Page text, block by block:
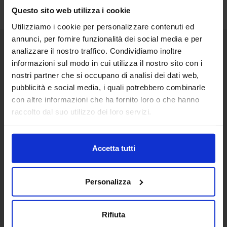
Questo sito web utilizza i cookie
Utilizziamo i cookie per personalizzare contenuti ed
annunci, per fornire funzionalità dei social media e per
analizzare il nostro traffico. Condividiamo inoltre
informazioni sul modo in cui utilizza il nostro sito con i
nostri partner che si occupano di analisi dei dati web,
pubblicità e social media, i quali potrebbero combinarle
con altre informazioni che ha fornito loro o che hanno
raccolto dal suo utilizzo dei loro servizi.
Accetta tutti
Personalizza
Rifiuta
Senaf srl
Via Eritrea 21/A
20157 | Milano | Italia
+ 39 02.332039460
In collaborazione con